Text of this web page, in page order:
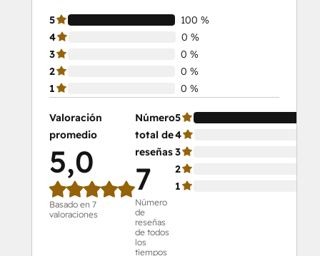
5
100 %
4
0 %
3
0 %
2
0 %
1
0 %
Valoración
promedio
5,0
Basado en 7
valoraciones
Número
total de
reseñas
7
Número
de
reseñas
de todos
los
tiempos
5
4
3
2
1